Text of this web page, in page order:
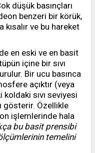
düşük basınçları
benzeri bir körük,
kısalır ve bu hareket
en eski ve en basit
içine bir sıvı
Bir ucu basınca
açıktır (veya
koldaki sıvı seviyesi
gösterir. Özellikle
işlemlerinde hala
bu basit prensibi
temelini